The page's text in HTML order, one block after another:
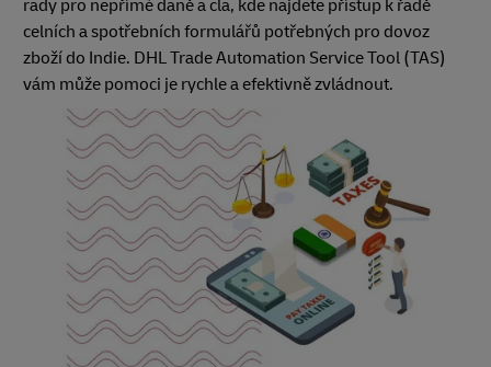
rady pro nepřímé daně a cla, kde najdete přístup k řadě
celních a spotřebních formulářů potřebných pro dovoz
zboží do Indie. DHL Trade Automation Service Tool (TAS)
vám může pomoci je rychle a efektivně zvládnout.